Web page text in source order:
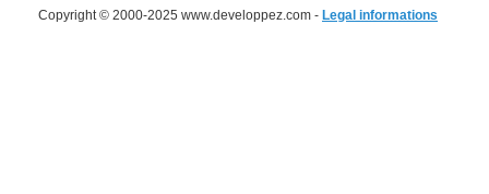
Copyright © 2000-2025 www.developpez.com - Legal informations